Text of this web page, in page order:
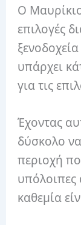
Ο
επιλογές
υπάρχει
για τις
Έχοντας
δύσκολο
περιοχή
καθεμία